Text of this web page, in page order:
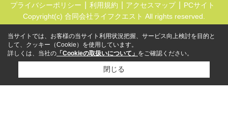
プライバシーポリシー 利用規約 アクセスマップ
PCサイト
Copyright(c) 合同会社ライフクエスト All rights reserved.
当サイトでは、お客様の当サイト利用状況把握、サービス向上検討を目的と
して、クッキー（Cookie）を使用しています。
詳しくは、当社の 「Cookieの取扱いについて」 をご確認ください。
閉じる